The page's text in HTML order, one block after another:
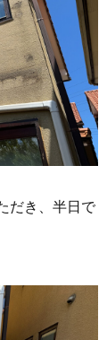
だき、半日で